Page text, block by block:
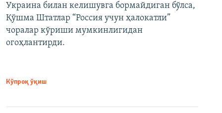
Украина билан келишувга бормайдиган бўлса,
Қўшма Штатлар “Россия учун ҳалокатли”
чоралар кўриши мумкинлигидан
огоҳлантирди.
Кўпроқ ўқиш